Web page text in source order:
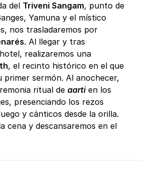
del Triveni Sangam, punto de
Yamuna y el místico
nos trasladaremos por
. Al llegar y tras
realizaremos una
, el recinto histórico en el que
primer sermón. Al anochecer,
ritual de aartien los
presenciando los rezos
y cánticos desde la orilla.
cena y descansaremos en el